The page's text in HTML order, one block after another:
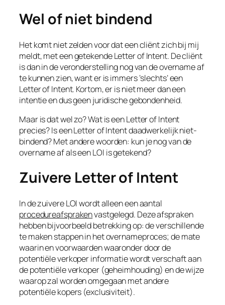
Wel of niet bindend
Het komt niet zelden voor dat een cliënt zich bij mij
meldt, met een getekendeLetter of Intent. De cliënt
is dan in de veronderstelling nog van de overname af
te kunnen zien, want er is immers ‘slechts’ een
Letter of Intent. Kortom, er is niet meer dan een
intentie en dus geen juridische gebondenheid.
Maar is dat wel zo? Wat is eenLetter of Intent
precies? Is eenLetter of Intentdaadwerkelijk niet-
bindend? Met andere woorden: kun je nog van de
overname af als eenLOI is getekend?
Zuivere Letter of Intent
In de zuivereLOIwordt alleen een aantal
procedureafsprakenvastgelegd. Deze afspraken
hebben bijvoorbeeld betrekking op: de verschillende
te maken stappen in het overnameproces; de mate
waarin en voorwaarden waaronder door de
potentiële verkoper informatie wordt verschaft aan
de potentiële verkoper (geheimhouding) en de wijze
waarop zal worden omgegaan met andere
potentiële kopers (exclusiviteit).